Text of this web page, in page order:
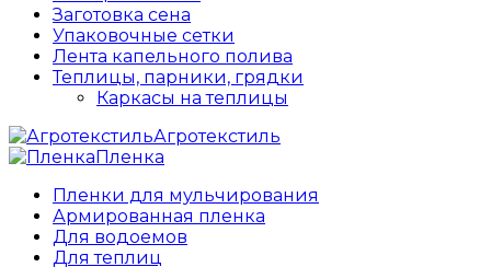
Заготовка сена
Упаковочные сетки
Лента капельного полива
Теплицы, парники, грядки
Каркасы на теплицы
Агротекстиль
Пленка
Пленки для мульчирования
Армированная пленка
Для водоемов
Для теплиц